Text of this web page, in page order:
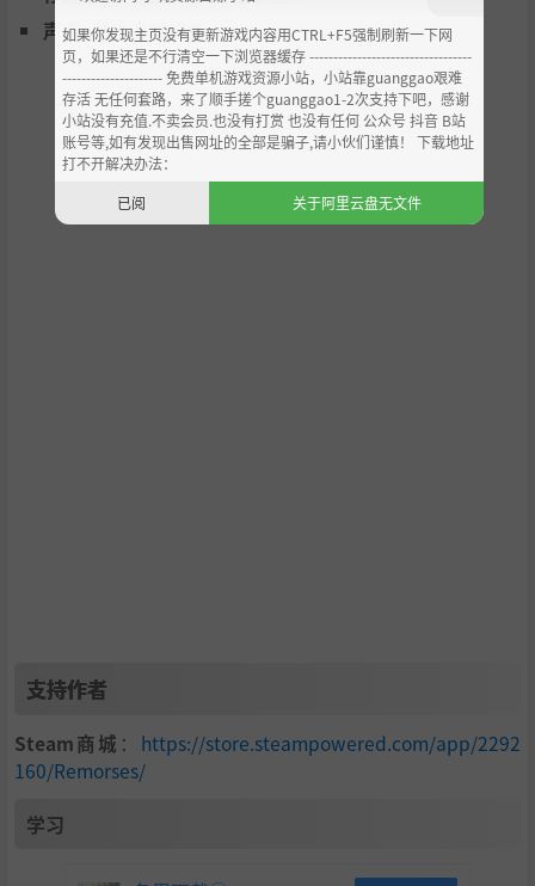
谜题
解开各种视觉、听觉和逻辑谜题，揭示那骇人的真相……同
时要小心黑暗所呈现出的各种形态。在面对潜伏其中的恐怖
环境。有某种东西正在干扰你的思维……
声卡:基本音频设备
支持作者
Steam商城 ： https://store.steampowered.com/app/2292
160/Remorses/
学习
如果你发现主页没有更新游戏内容用CTRL+F5强制刷新一下网
页，如果还是不行清空一下浏览器缓存 ----------------------------------
--------------------- 免费单机游戏资源小站，小站靠guanggao艰难
存活 无任何套路，来了顺手搓个guanggao1-2次支持下吧，感谢
小站没有充值.不卖会员.也没有打赏 也没有任何 公众号 抖音 B站
账号等,如有发现出售网址的全部是骗子,请小伙们谨慎！ 下载地址
打不开解决办法：
已阅
关于阿里云盘无文件